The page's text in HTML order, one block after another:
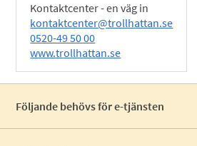
Kontaktcenter - en väg in
kontaktcenter@trollhattan.se
0520-49 50 00
www.trollhattan.se
Följande behövs för e-tjänsten